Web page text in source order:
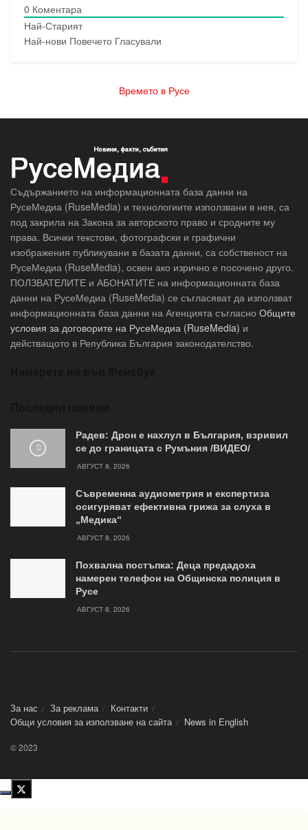
0 Коментара
Най-Старият
Най-нови Повечето Гласували
Времето в Русе
Съдържанието на информационната база данни на
РусеМедиа (RuseMedia) и технологиите използвани в нея, са
под закрила на Закона за авторското право и сродните му
права. Всички текстови, фотографски и графични
изображения публикувани в базата данни, са собственост на
РусеМедиа (RuseMedia), освен ако изрично е посочено друго.
ПОЛЗВАТЕЛИТЕ и АБОНАТИТЕ на информационната база
данни на РусеМедиа (RuseMedia) се съгласяват да използват
информационната база данни на Агенцията съгласно Общите
условия за договорите на РусеМедиа (RuseMedia) и
действащото в Република България законодателство.
Радев: Дрон е нахлул в България, взривил
се до границата с Румъния /ВИДЕО/
АВГУСТ 8, 2026
Съвременна аудиометрия и експертиза
осигуряват ефективна грижа за слуха в
„Медика“
АВГУСТ 8, 2026
Похвална постъпка: Деца предадоха
намерен телефон на Общинска полиция в
Русе
АВГУСТ 8, 2026
За нас За реклама
Контакти
Общи условия за използване на сайта
News in Еnglish
© 2023